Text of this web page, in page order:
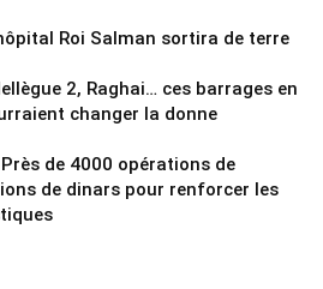
Roi Salman sortira de terre
2, Raghai… ces barrages en
changer la donne
de 4000 opérations de
de dinars pour renforcer les